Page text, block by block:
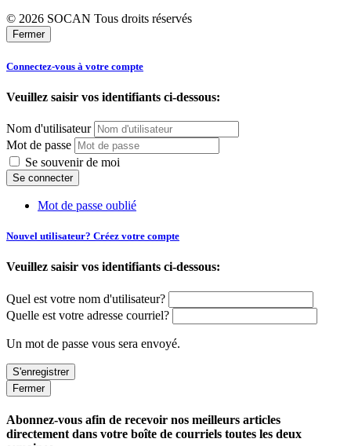
© 2026 SOCAN Tous droits réservés
Fermer
Connectez-vous à votre compte
Veuillez saisir vos identifiants ci-dessous:
Nom d'utilisateur
Mot de passe
Se souvenir de moi
Mot de passe oublié
Nouvel utilisateur? Créez votre compte
Veuillez saisir vos identifiants ci-dessous:
Quel est votre nom d'utilisateur?
Quelle est votre adresse courriel?
Un mot de passe vous sera envoyé.
Fermer
Abonnez-vous afin de recevoir nos meilleurs articles
directement dans votre boîte de courriels toutes les deux